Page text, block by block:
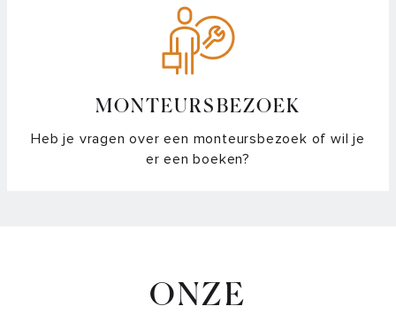
MONTEURSBEZOEK
Heb je vragen over een monteursbezoek of wil je
er een boeken?
ONZE